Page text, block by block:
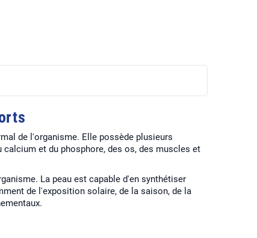
de l'organisme. Elle possède plusieurs
et du phosphore, des os, des muscles et
La peau est capable d'en synthétiser
de l'exposition solaire, de la saison, de la